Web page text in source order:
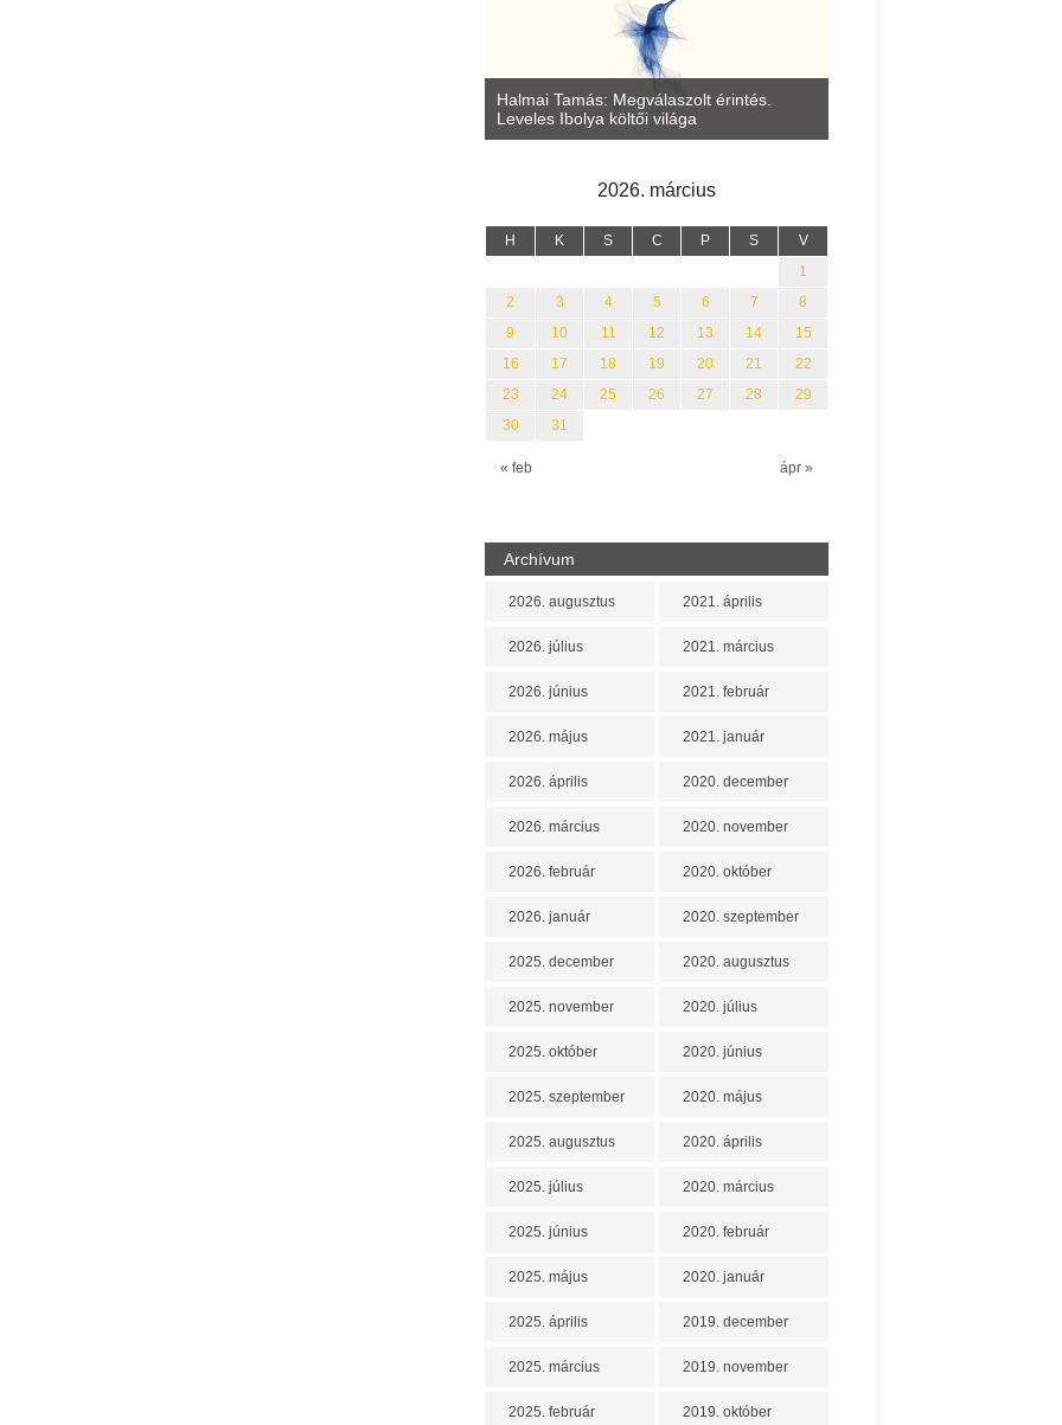
Halmai Tamás: Megválaszolt érintés.
Leveles Ibolya költői világa
2026. március
H K S C P S V
« feb ápr »
1
2
3 4 5 6 7
8
9
10 11 12 13 14
15
16
17 18 19 20 21
22
23
24 25 26 27 28
29
30
31
Archívum
2026. augusztus
2026. július
2026. június
2026. május
2026. április
2026. március
2026. február
2026. január
2025. december
2025. november
2025. október
2025. szeptember
2025. augusztus
2025. július
2025. június
2025. május
2025. április
2025. március
2025. február
2021. április
2021. március
2021. február
2021. január
2020. december
2020. november
2020. október
2020. szeptember
2020. augusztus
2020. július
2020. június
2020. május
2020. április
2020. március
2020. február
2020. január
2019. december
2019. november
2019. október